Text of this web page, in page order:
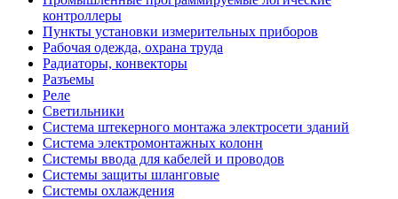
контроллеры
Пункты установки измерительных приборов
Рабочая одежда, охрана труда
Радиаторы, конвекторы
Разъемы
Реле
Светильники
Система штекерного монтажа электросети зданий
Система электромонтажных колонн
Системы ввода для кабелей и проводов
Системы защиты шланговые
Системы охлаждения